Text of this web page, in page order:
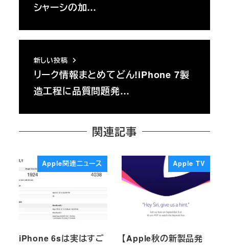
シャーシの加…
新しい投稿
リーク情報まとめてどん!iPhone 7製
造工程に品質問題発…
関連記事
Apple関連ニュース
iPhone 6sは実はすご
Apple TV
【Apple秋の新製品発